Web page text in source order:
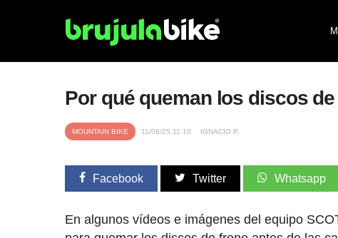
Por qué queman los discos
MOUNTAIN BIKE 11/08/25 11:10 IGNACIO P.
Facebook Twitter Whatsapp
En algunos vídeos e imágenes del equipo